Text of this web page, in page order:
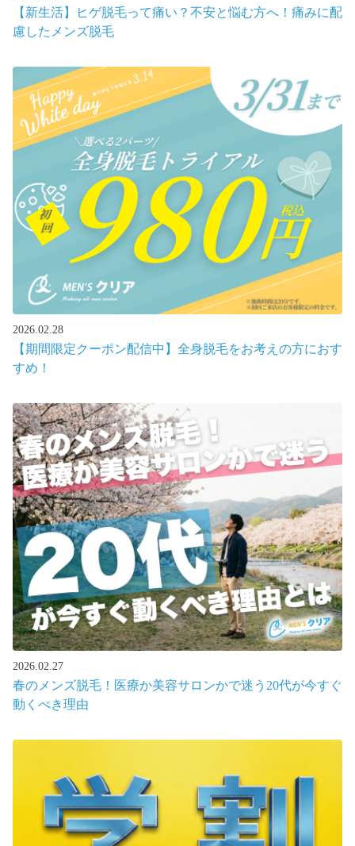
【新生活】ヒゲ脱毛って痛い？不安と悩む方へ！痛みに配
慮したメンズ脱毛
2026.02.28
【期間限定クーポン配信中】全身脱毛をお考えの方におす
すめ！
2026.02.27
春のメンズ脱毛！医療か美容サロンかで迷う20代が今すぐ
動くべき理由